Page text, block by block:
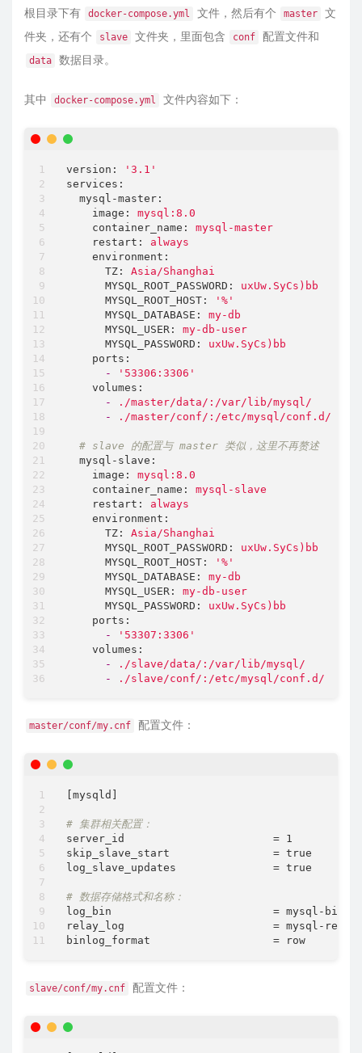
根目录下有 docker-compose.yml 文件，然后有个 master
文
件夹，还有个
slave 文件夹，里面包含 conf 配置文件和
data 数据目录。
其中 docker-compose.yml 文件内容如下：
version:
'3.1'
services:
mysql-master:
image:
mysql:8.0
container_name:
mysql-master
restart:
always
environment:
TZ:
Asia/Shanghai
MYSQL_ROOT_PASSWORD:
uxUw.SyCs)bb
MYSQL_ROOT_HOST:
'%'
MYSQL_DATABASE:
my-db
MYSQL_USER:
my-db-user
MYSQL_PASSWORD:
uxUw.SyCs)bb
ports:
-
'53306:3306'
volumes:
-
./master/data/:/var/lib/mysql/
-
./master/conf/:/etc/mysql/conf.d/
# slave 的配置与 master 类似，这里不再赘述
mysql-slave:
image:
mysql:8.0
container_name:
mysql-slave
restart:
always
environment:
TZ:
Asia/Shanghai
MYSQL_ROOT_PASSWORD:
uxUw.SyCs)bb
MYSQL_ROOT_HOST:
'%'
MYSQL_DATABASE:
my-db
MYSQL_USER:
my-db-user
MYSQL_PASSWORD:
uxUw.SyCs)bb
ports:
-
'53307:3306'
volumes:
-
./slave/data/:/var/lib/mysql/
-
./slave/conf/:/etc/mysql/conf.d/
master/conf/my.cnf 配置文件：
[mysqld]
# 集群相关配置：
server_id
skip_slave_start
log_slave_updates
# 数据存储格式和名称：
log_bin                         =
relay_log                       = mysql-
binlog_format
slave/conf/my.cnf 配置文件：